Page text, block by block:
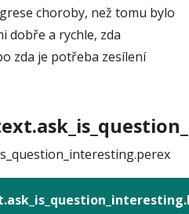
choroby, než tomu bylo
dobře a rychle, zda
zda je potřeba zesílení